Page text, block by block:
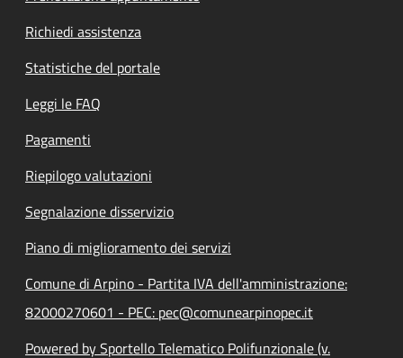
Richiedi assistenza
Statistiche del portale
Leggi le FAQ
Pagamenti
Riepilogo valutazioni
Segnalazione disservizio
Piano di miglioramento dei servizi
Comune di Arpino - Partita IVA dell'amministrazione:
82000270601 - PEC: pec@comunearpinopec.it
Powered by Sportello Telematico Polifunzionale (v.